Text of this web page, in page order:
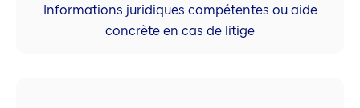
Informations juridiques compétentes ou aide
concrète en cas de litige